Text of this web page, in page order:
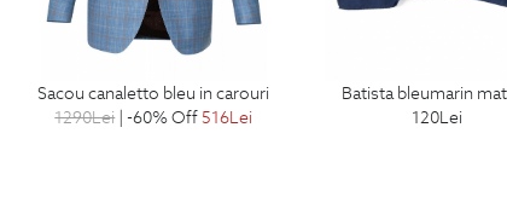
sacou canaletto bleu in carouri
1290Lei | -60% Off516Lei
batista bleumarin
120Lei